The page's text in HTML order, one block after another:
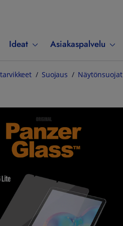
Ideat Asiakaspalvelu
Suojaus Näytönsuojat